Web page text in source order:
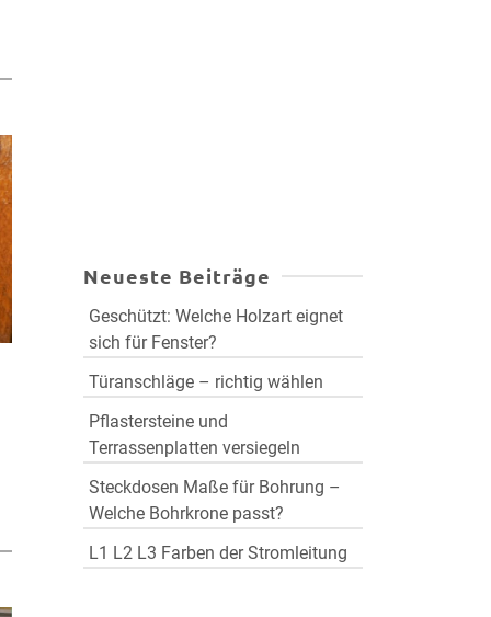
Neueste Beiträge
Geschützt: Welche Holzart eignet
sich für Fenster?
Türanschläge – richtig wählen
Pflastersteine und
Terrassenplatten versiegeln
Steckdosen Maße für Bohrung –
Welche Bohrkrone passt?
L1 L2 L3 Farben der Stromleitung